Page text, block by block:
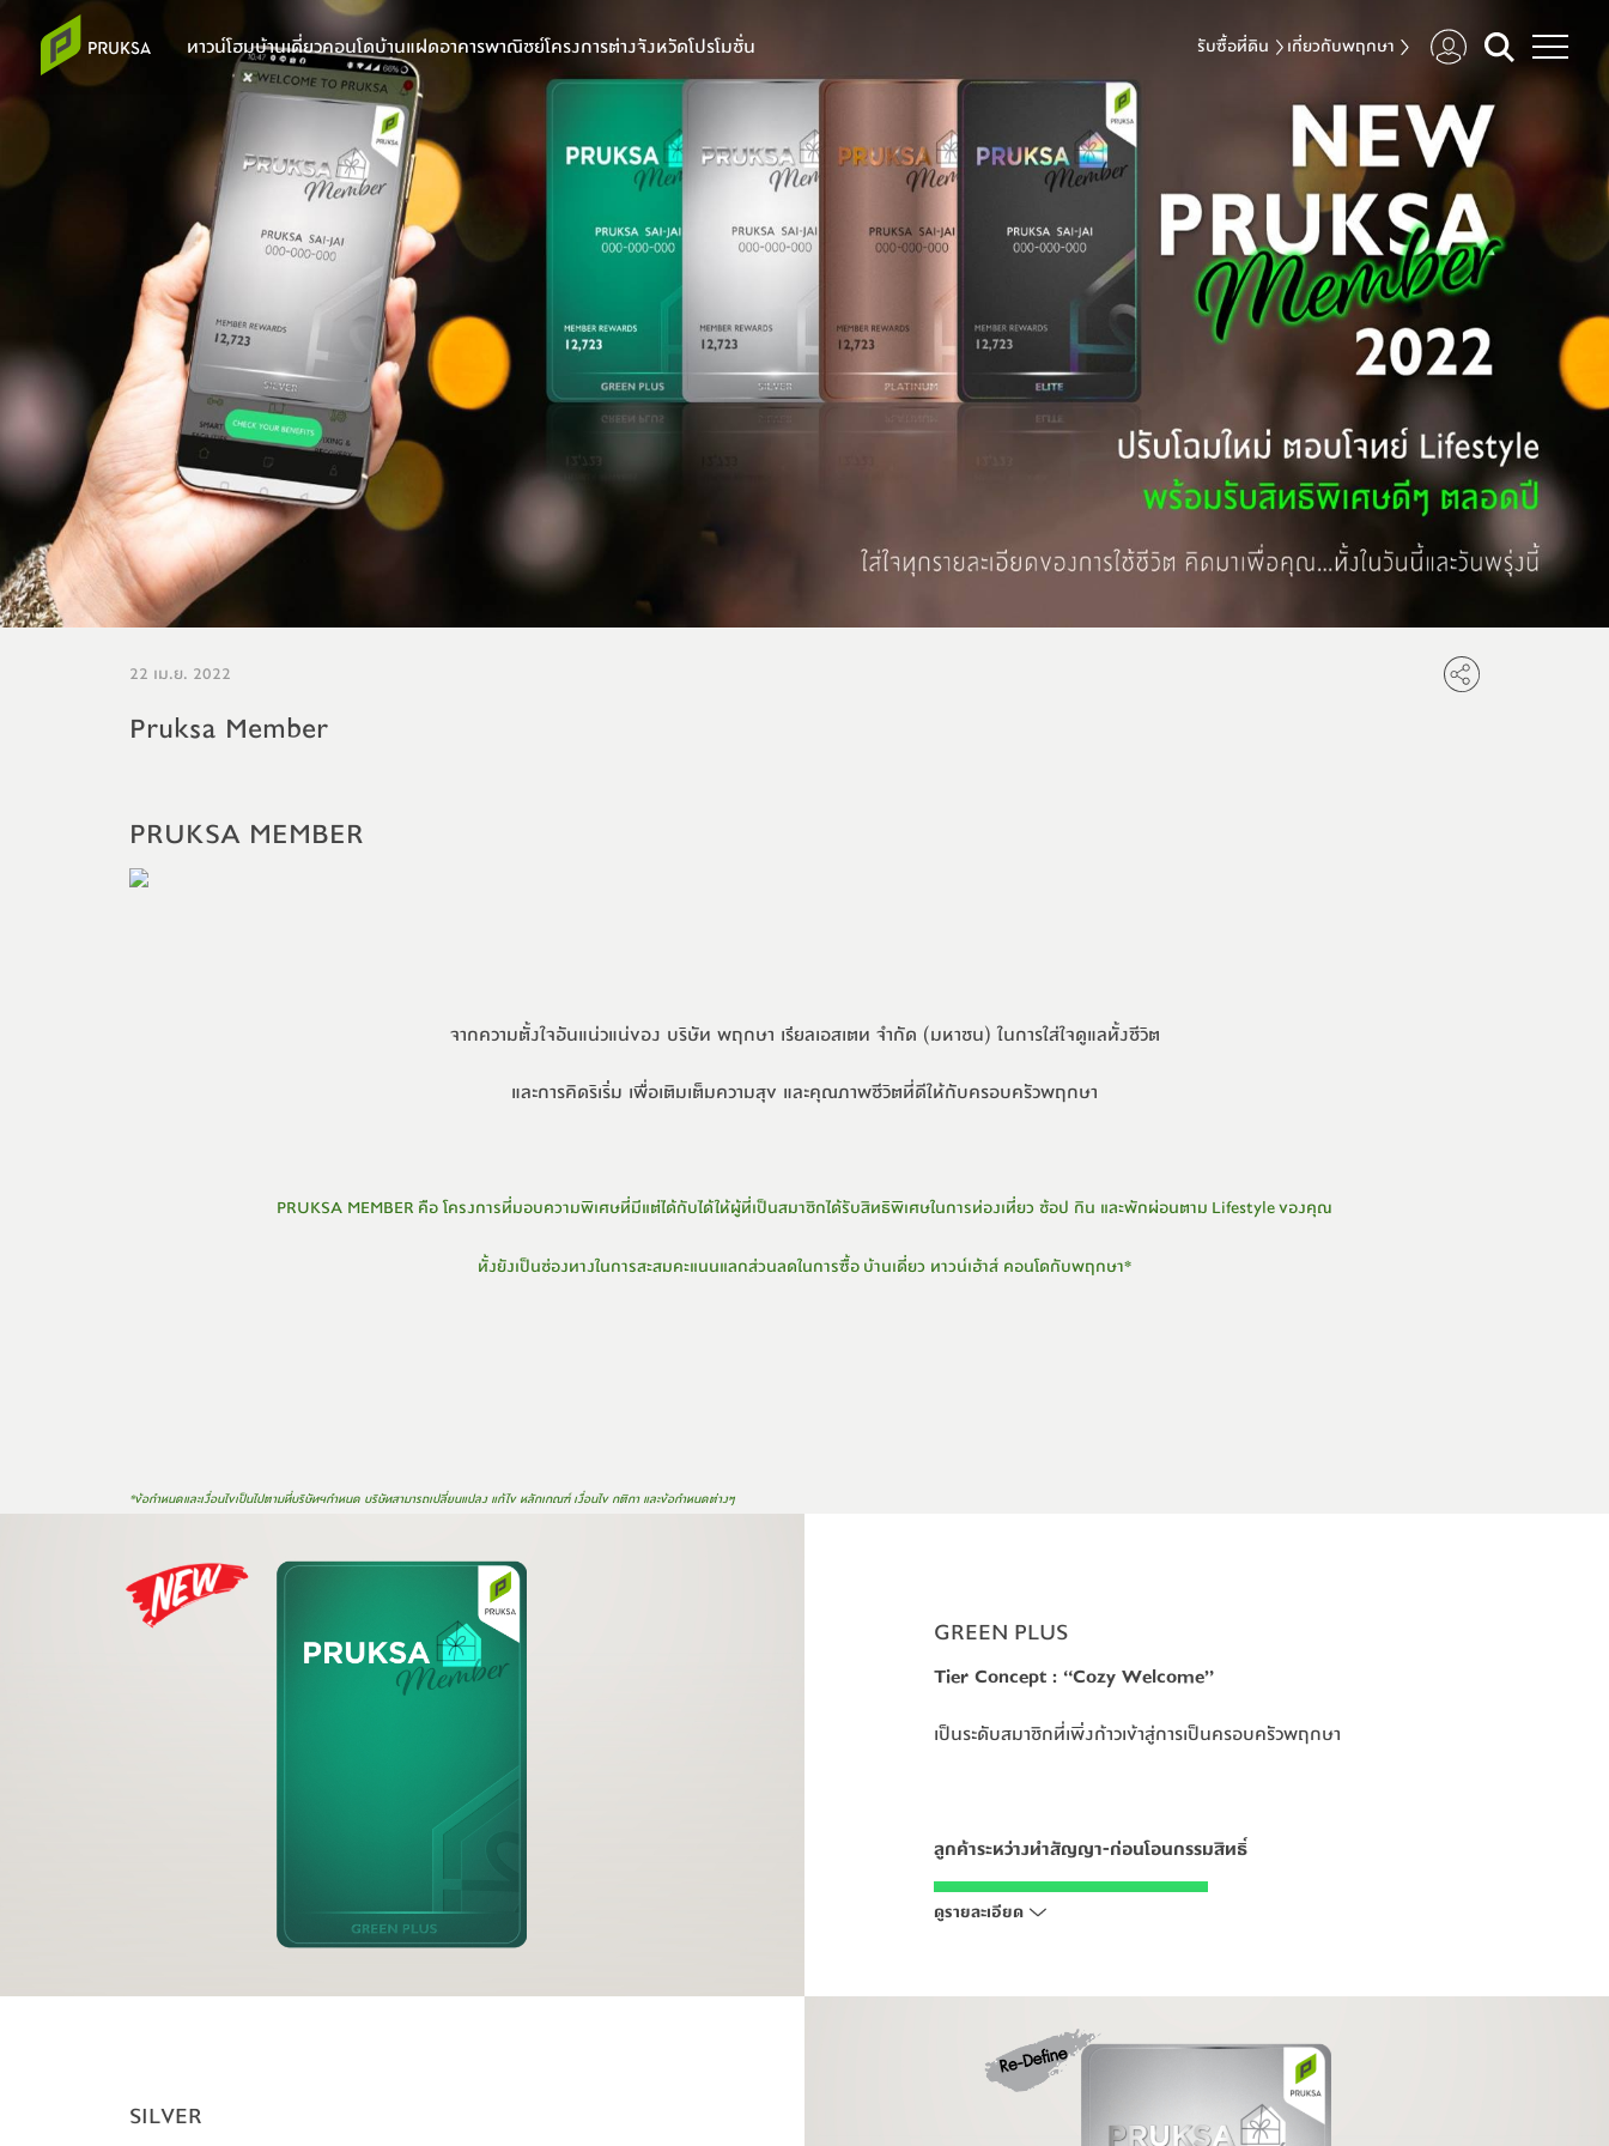
ทาวน์โฮมบ้านเดี่ยวคอนโดบ้านแฝดอาคารพาณิชย์โครงการต่างจังหวัดโปรโมชั่น รับซื้อที่ดิน เกี่ยวกับพฤกษา
22 เม.ย. 2022
Pruksa Member
PRUKSA MEMBER
จากความตั้งใจอันแน่วแน่ของ บริษัท พฤกษา เรียลเอสเตท จำกัด (มหาชน) ในการใส่ใจดูแลทั้งชีวิต
และการคิดริเริ่ม เพื่อเติมเต็มความสุข และคุณภาพชีวิตที่ดีให้กับครอบครัวพฤกษา
PRUKSA MEMBER คือ โครงการที่มอบความพิเศษที่มีแต่ได้กับได้ให้ผู้ที่เป็นสมาชิกได้รับสิทธิพิเศษในการท่องเที่ยว ช้อป กิน และพักผ่อนตาม Lifestyle ของคุณ
ทั้งยังเป็นช่องทางในการสะสมคะแนนแลกส่วนลดในการซื้อ บ้านเดี่ยว ทาวน์เฮ้าส์ คอนโดกับพฤกษา*
*ข้อกำหนดและเงื่อนไขเป็นไปตามที่บริษัทฯกำหนด บริษัทสามารถเปลี่ยนแปลง แก้ไข หลักเกณฑ์ เงื่อนไข กติกา และข้อกำหนดต่างๆ
GREEN PLUS
Tier Concept : “Cozy Welcome”
เป็นระดับสมาชิกที่เพิ่งก้าวเข้าสู่การเป็นครอบครัวพฤกษา
ลูกค้าระหว่างทำสัญญา-ก่อนโอนกรรมสิทธิ์
สมัคร Pruksa Member คลิก
Tier Concept : “Cozy Welcome”
เป็นระดับสมาชิกที่เพิ่งก้าวเข้าสู่การเป็นครอบครัวพฤกษา
ลูกค้าระหว่างทำสัญญา-ก่อนโอนกรรมสิทธิ์
สมัคร Pruksa Member คลิก
ดูรายละเอียด
SILVER